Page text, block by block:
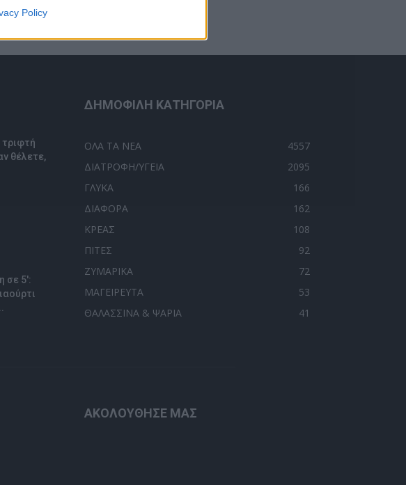
Policy
τριφτή
θέλετε,
σε 5′:
ΔΗΜΟΦΙΛΗ ΚΑΤΗΓΟΡΙΑ
ΟΛΑ ΤΑ ΝΕΑ
4557
ΔΙΑΤΡΟΦΗ/ΥΓΕΙΑ
2095
ΓΛΥΚΑ
166
ΔΙΑΦΟΡΑ
162
ΚΡΕΑΣ
108
ΠΙΤΕΣ
92
ΖΥΜΑΡΙΚΑ
72
ΜΑΓΕΙΡΕΥΤΑ
53
ΘΑΛΑΣΣΙΝΑ & ΨΑΡΙΑ
41
ΑΚΟΛΟΥΘΗΣΕ ΜΑΣ